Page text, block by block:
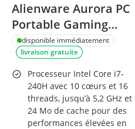
Alienware Aurora PC
Portable Gaming
AC16250 16"
disponible immédiatement
livraison gratuite
Processeur Intel Core i7-
240H avec 10 cœurs et 16
threads, jusqu’à 5,2 GHz et
24 Mo de cache pour des
performances élevées en